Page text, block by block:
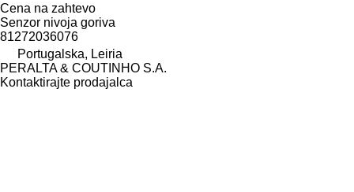
Cena na zahtevo
Senzor nivoja goriva
81272036076
Portugalska, Leiria
PERALTA & COUTINHO S.A.
Kontaktirajte prodajalca